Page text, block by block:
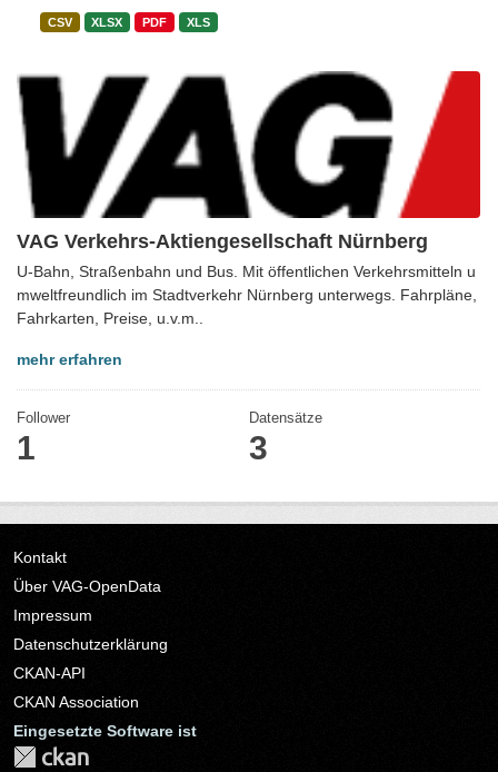
VAG Verkehrs-Aktiengesellschaft Nürnberg
U-Bahn, Straßenbahn und Bus. Mit öffentlichen Verkehrsmitteln u
mweltfreundlich im Stadtverkehr Nürnberg unterwegs. Fahrpläne,
Fahrkarten, Preise, u.v.m..
mehr erfahren
Follower
1
Datensätze
3
CSV XLSX PDF XLS
Kontakt
Über VAG-OpenData
Impressum
Datenschutzerklärung
CKAN-API
CKAN Association
Eingesetzte Software ist